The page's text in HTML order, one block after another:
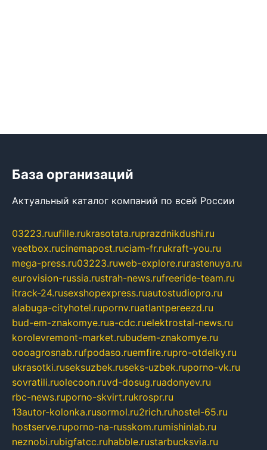
База организаций
Актуальный каталог компаний по всей России
03223.ruufille.rukrasotata.ruprazdnikdushi.ru
veetbox.rucinemapost.ruciam-fr.rukraft-you.ru
mega-press.ru03223.ruweb-explore.rurastenuya.ru
eurovision-russia.rustrah-news.rufreeride-team.ru
itrack-24.rusexshopexpress.ruautostudiopro.ru
alabuga-cityhotel.rupornv.ruatlantpereezd.ru
bud-em-znakomye.rua-cdc.ruelektrostal-news.ru
korolevremont-market.rubudem-znakomye.ru
oooagrosnab.rufpodaso.ruemfire.rupro-otdelky.ru
ukrasotki.ruseksuzbek.ruseks-uzbek.ruporno-vk.ru
sovratili.ruolecoon.ruvd-dosug.ruadonyev.ru
rbc-news.ruporno-skvirt.rukrospr.ru
13autor-kolonka.rusormol.ru2rich.ruhostel-65.ru
hostserve.ruporno-na-russkom.rumishinlab.ru
neznobi.rubigfatcc.ruhabble.rustarbucksvia.ru